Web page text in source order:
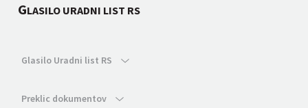
GLASILO URADNI LIST RS
Glasilo Uradni list RS
Preklic dokumentov